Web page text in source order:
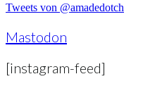
Tweets von @amadedotch
Mastodon
[instagram-feed]